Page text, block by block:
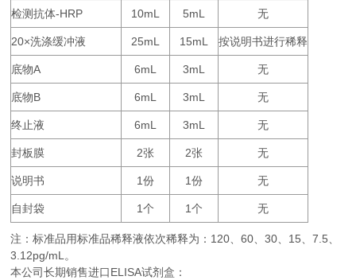
检测抗体-HRP 10mL 5mL 无
20×洗涤缓冲液 25mL 15mL 按说明书进行稀释
底物A 6mL 3mL 无
底物B 6mL 3mL 无
终止液 6mL 3mL 无
封板膜 2张 2张 无
说明书 1份 1份 无
自封袋 1个 1个 无
注：标准品用标准品稀释液依次稀释为： 120、60、30、 15、7.5、
3.12pg/mL。
本公司长期销售进口ELISA试剂盒：